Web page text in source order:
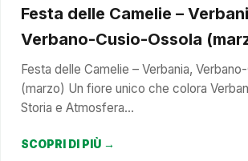
Festa delle Camelie –
Verbano-Cusio-Ossola
Festa delle Camelie – Verbania,
(marzo) Un fiore unico che colora
Storia e Atmosfera…
SCOPRI DI PIÙ →